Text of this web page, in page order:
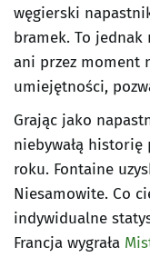
węgierski
bramek. To jednak
ani przez moment
umiejętności,
Grając jako
niebywałą historię
roku. Fontaine
Niesamowite. Co
indywidualne
Francja wygrała